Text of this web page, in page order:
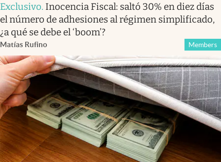
Exclusivo. Inocencia Fiscal: saltó 30% en diez días
el número de adhesiones al régimen simplificado,
¿a qué se debe el ‘boom’?
Matías Rufino Members